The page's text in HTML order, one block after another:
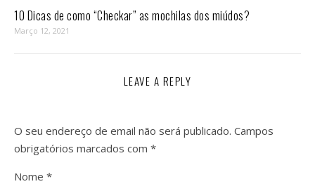
10 Dicas de como “Checkar” as mochilas dos miúdos?
Março 12, 2021
LEAVE A REPLY
O seu endereço de email não será publicado. Campos
obrigatórios marcados com *
Nome *